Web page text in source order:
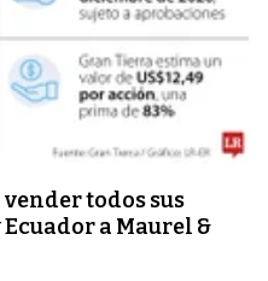
todos sus
a Maurel &